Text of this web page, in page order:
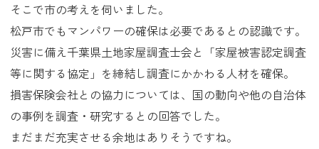
そこで市の考えを伺いました。
松戸市でもマンパワーの確保は必要であるとの認識です。
災害に備え千葉県土地家屋調査士会と「家屋被害認定調査
等に関する協定」を締結し調査にかかわる人材を確保。
損害保険会社との協力については、国の動向や他の自治体
の事例を調査・研究するとの回答でした。
まだまだ充実させる余地はありそうですね。